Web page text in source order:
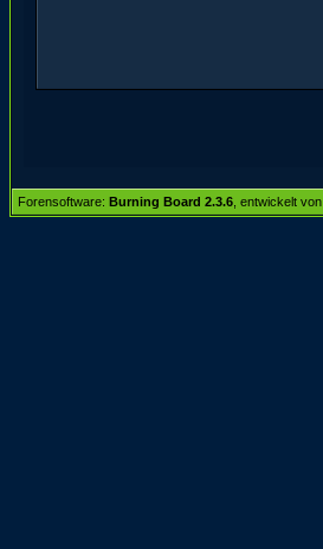
Forensoftware: Burning Board 2.3.6 , entwickelt von